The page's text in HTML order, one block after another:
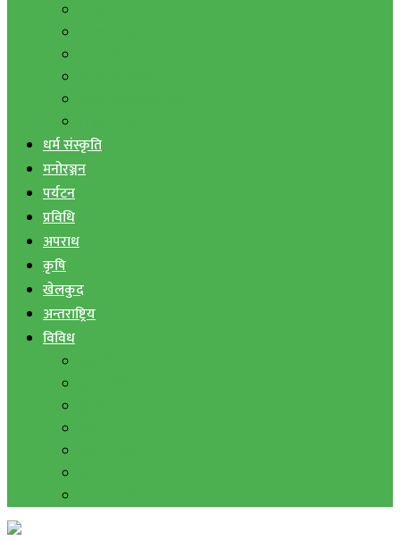
धर्म संस्कृति
मनोरञ्जन
पर्यटन
प्रविधि
अपराध
कृषि
खेलकुद
अन्तराष्ट्रिय
विविध